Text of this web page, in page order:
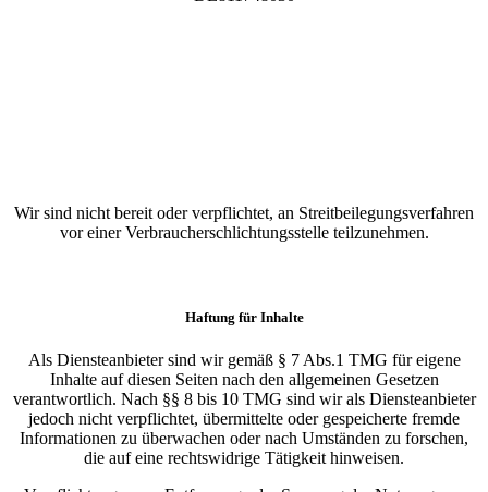
Wir sind nicht bereit oder verpflichtet, an Streitbeilegungsverfahren
vor einer Verbraucherschlichtungsstelle teilzunehmen.
Haftung für Inhalte
Als Diensteanbieter sind wir gemäß § 7 Abs.1 TMG für eigene
Inhalte auf diesen Seiten nach den allgemeinen Gesetzen
verantwortlich. Nach §§ 8 bis 10 TMG sind wir als Diensteanbieter
jedoch nicht verpflichtet, übermittelte oder gespeicherte fremde
Informationen zu überwachen oder nach Umständen zu forschen,
die auf eine rechtswidrige Tätigkeit hinweisen.